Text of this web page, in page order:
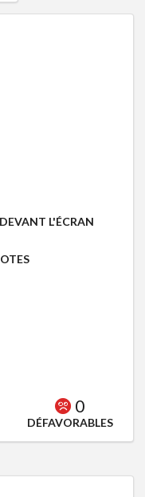
L'ÉCRAN
0
DÉFAVORABLES